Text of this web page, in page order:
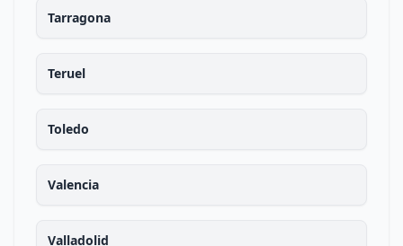
Tarragona
Teruel
Toledo
Valencia
Valladolid